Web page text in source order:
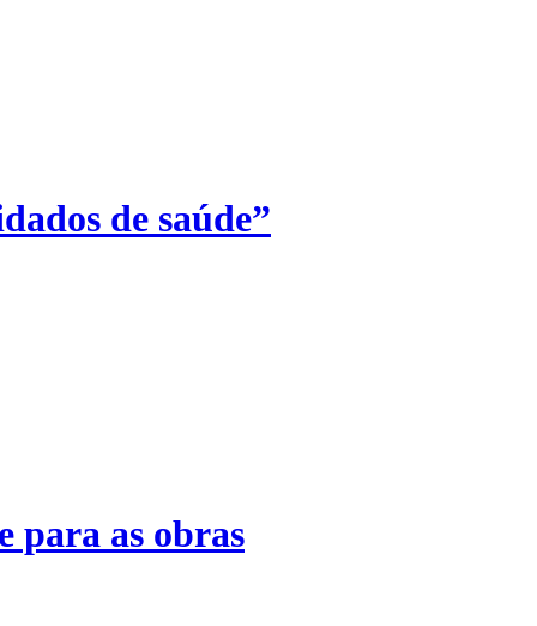
de saúde”
para as obras